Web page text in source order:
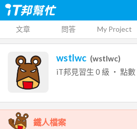
文章 問答 My Project
wstlwc (wstlwc)
iT邦見習生 0 級 ‧ 點數
鐵人檔案